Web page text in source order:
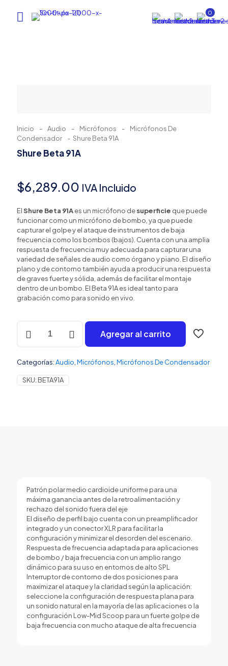
0
Inicio - Audio - Micrófonos -
Micrófonos De
Condensador
- Shure Beta 91A
Shure Beta 91A
$6,289.00 IVA Incluido
ElShure Beta 91Aes un micrófono desuperficie que puede
funcionar como un micrófono de bombo, ya que puede
capturar el golpe y el ataque de instrumentos de baja
frecuencia como los bombos (bajos). Cuenta con una amplia
respuesta de frecuencia muy adecuada para capturar una
variedad de señales de audio como órgano y piano. El diseño
plano y de contorno también ayuda a producir una respuesta
de graves fuerte y sólida, además de facilitar el montaje
dentro de un bombo. El Beta 91A es ideal tanto para
grabación como para sonido en vivo.
Shure
91A
Agregar al carrito
Categorías:Audio Micrófonos Micrófonos De Condensador
SKU: BETA91A
Patrón polar medio cardioide uniforme para una
máxima ganancia antes de la retroalimentación y
rechazo del sonido fuera del eje
El diseño de perfil bajo cuenta con un preamplificador
integrado y un conector XLR para facilitar la
configuración y minimizar el desorden del escenario.
Respuesta de frecuencia adaptada para aplicaciones
de bombo / baja frecuencia con un amplio rango
dinámico para su uso en entornos de alto SPL
Interruptor de contorno de dos posiciones para
maximizar el ataque y la claridad según la aplicación:
seleccione la configuración de respuesta plana para
un sonido natural en la mayoría de las aplicaciones o la
configuración Low-Mid Scoop para un fuerte golpe de
baja frecuencia con mucho ataque de alta frecuencia